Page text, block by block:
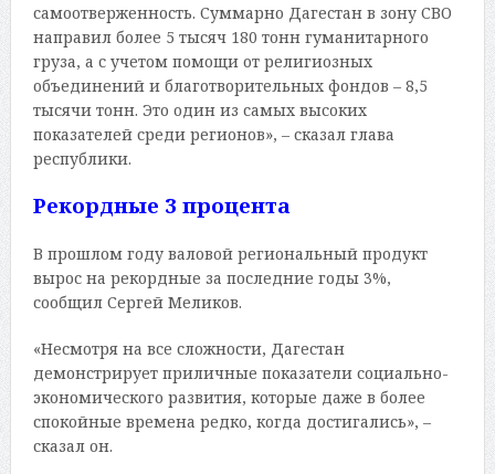
самоотверженность. Суммарно Дагестан в зону СВО
направил более 5 тысяч 180 тонн гуманитарного
груза, а с учетом помощи от религиозных
объединений и благотворительных фондов – 8,5
тысячи тонн. Это один из самых высоких
показателей среди регионов», – сказал глава
республики.
Рекордные 3 процента
В прошлом году валовой региональный продукт
вырос на рекордные за последние годы 3%,
сообщил Сергей Меликов.
«Несмотря на все сложности, Дагестан
демонстрирует приличные показатели социально-
экономического развития, которые даже в более
спокойные времена редко, когда достигались», –
сказал он.